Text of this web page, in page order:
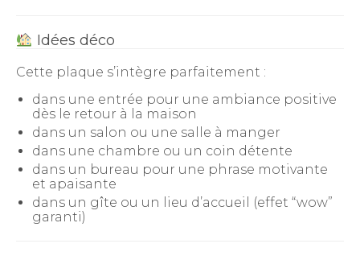
Idées déco
Cette plaque s’intègre parfaitement :
dans une entrée pour une ambiance positive
dès le retour à la maison
dans un salon ou une salle à manger
dans une chambre ou un coin détente
dans un bureau pour une phrase motivante
et apaisante
dans un gîte ou un lieu d’accueil (effet “wow”
garanti)